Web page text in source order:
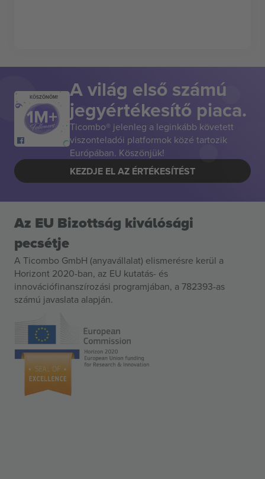
KÖSZÖNÖM! A világ első számú
jegyértékesítő piaca.
Ticombo® jelenleg a leginkább követett
viszonteladói platformok közé tartozik
Európában. Köszönjük!
KEZDJE EL AZ ÉRTÉKESÍTÉST
Az EU Bizottság kiválósági
pecsétje
A Ticombo GmbH (anyavállalat) elismerésre kerül a
Horizont 2020-ban, az EU kutatás- és
innovációfinanszírozási programjában, a 782393-as
számú javaslata alapján.